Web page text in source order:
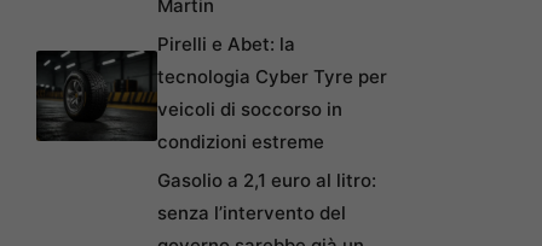
Martin
Pirelli e Abet: la
tecnologia Cyber Tyre per
veicoli di soccorso in
condizioni estreme
Gasolio a 2,1 euro al litro:
senza l’intervento del